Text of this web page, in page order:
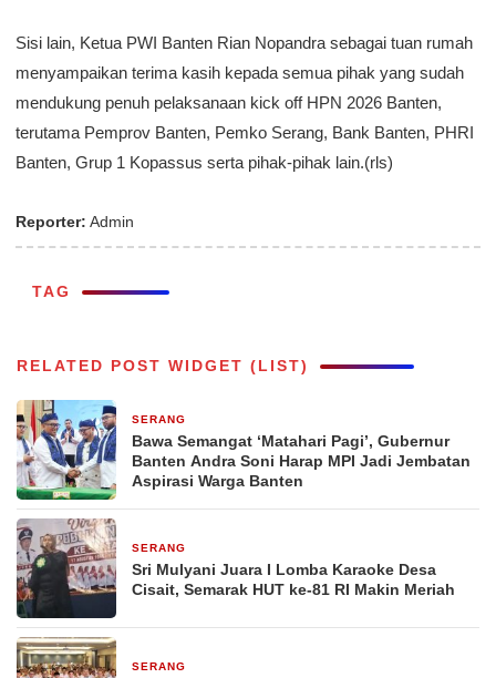
Sisi lain, Ketua PWI Banten Rian Nopandra sebagai tuan rumah
menyampaikan terima kasih kepada semua pihak yang sudah
mendukung penuh pelaksanaan kick off HPN 2026 Banten,
terutama Pemprov Banten, Pemko Serang, Bank Banten, PHRI
Banten, Grup 1 Kopassus serta pihak-pihak lain.(rls)
Reporter: Admin
TAG
RELATED POST WIDGET (LIST)
SERANG
Bawa Semangat ‘Matahari Pagi’, Gubernur
Banten Andra Soni Harap MPI Jadi Jembatan
Aspirasi Warga Banten
SERANG
Sri Mulyani Juara I Lomba Karaoke Desa
Cisait, Semarak HUT ke-81 RI Makin Meriah
SERANG